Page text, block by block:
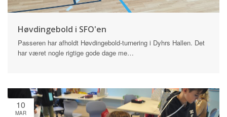
Høvdingebold i SFO'en
Passeren har afholdt Høvdingebold-turnering i Dyhrs Hallen. Det
har været nogle rigtige gode dage me…
10
MAR